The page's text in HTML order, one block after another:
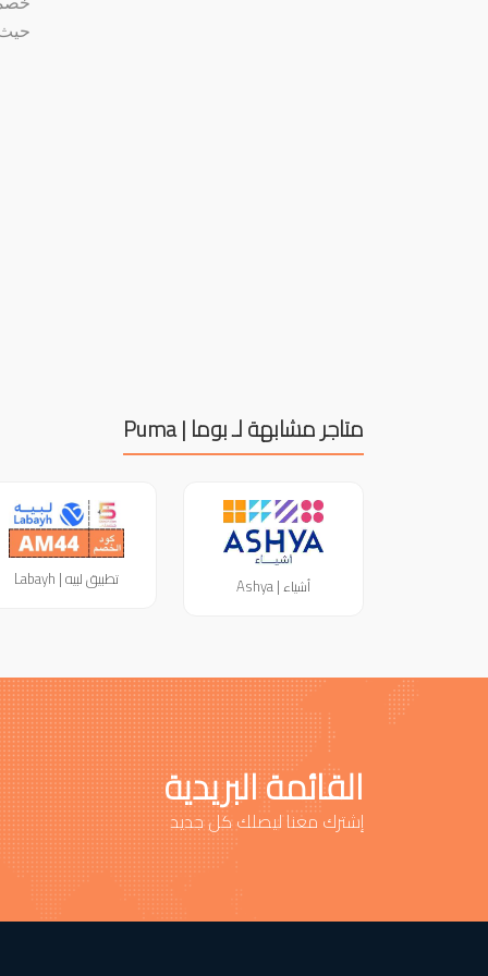
متاجر مشابهة لـ بوما | Puma
أشياء | Ashya تطبيق لبيه | Labayh
القائمة البريدية
إشترك معنا ليصلك كل جديد